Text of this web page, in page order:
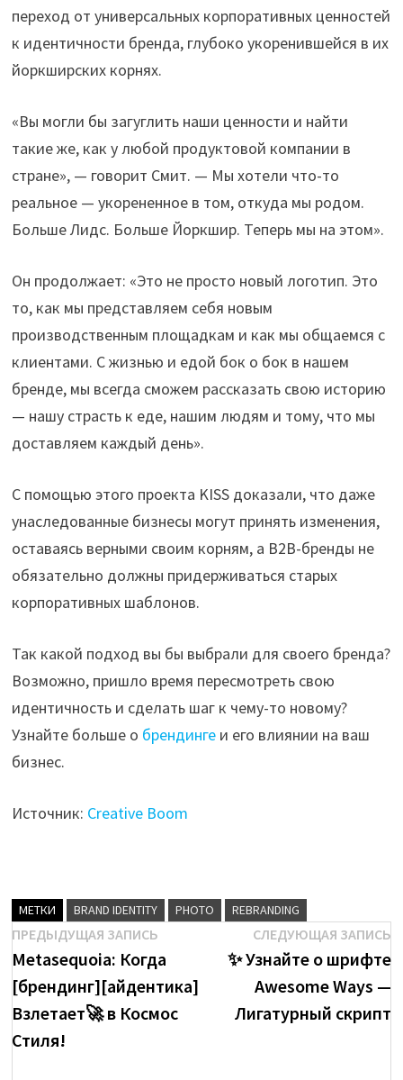
переход от универсальных корпоративных ценностей
к идентичности бренда, глубоко укоренившейся в их
йоркширских корнях.
«Вы могли бы загуглить наши ценности и найти
такие же, как у любой продуктовой компании в
стране», — говорит Смит. — Мы хотели что-то
реальное — укорененное в том, откуда мы родом.
Больше Лидс. Больше Йоркшир. Теперь мы на этом».
Он продолжает: «Это не просто новый логотип. Это
то, как мы представляем себя новым
производственным площадкам и как мы общаемся с
клиентами. С жизнью и едой бок о бок в нашем
бренде, мы всегда сможем рассказать свою историю
— нашу страсть к еде, нашим людям и тому, что мы
доставляем каждый день».
С помощью этого проекта KISS доказали, что даже
унаследованные бизнесы могут принять изменения,
оставаясь верными своим корням, а B2B-бренды не
обязательно должны придерживаться старых
корпоративных шаблонов.
Так какой подход вы бы выбрали для своего бренда?
Возможно, пришло время пересмотреть свою
идентичность и сделать шаг к чему-то новому?
Узнайте больше о брендинге и его влиянии на ваш
бизнес.
Источник: Creative Boom
МЕТКИ BRAND IDENTITY PHOTO REBRANDING
Навигация
по
записям
ПРЕДЫДУЩАЯ ЗАПИСЬ
запись:
Metasequoia: Когда
[брендинг][айдентика]
Взлетает🚀 в Космос
Стиля!
СЛЕДУЮЩАЯ ЗАПИСЬ
✨ Узнайте о шрифте
Awesome Ways —
Лигатурный скрипт
brenda
Посмотреть
все